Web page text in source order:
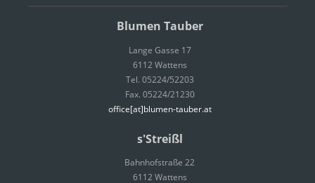
Blumen Tauber
Lange Gasse 17
6112 Wattens
Tel. 05224/52203
Fax. 05224/21230
office[at]blumen-tauber.at
s'Streißl
Bahnhofstraße 22
6112 Wattens